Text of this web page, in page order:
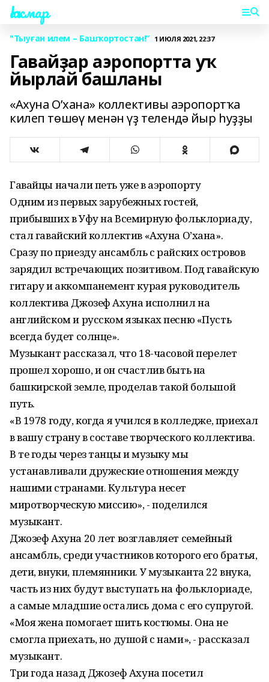
Һаҡмар
"Тыуған илем – Башҡортостан!” 1 ИЮЛЯ 2021, 22:37
Гавайҙар аэропортта уҡ
йырлай башланы
«Ахуна О’хана» коллективы аэропортҡа
килеп төшөү менән үҙ телендә йыр һуҙҙы
Гавайцы начали петь уже в аэропорту
Одним из первых зарубежных гостей,
прибывших в Уфу на Всемирную фольклориаду,
стал гавайский коллектив «Ахуна О’хана».
Сразу по приезду ансамбль с райских островов
зарядил встречающих позитивом. Под гавайскую
гитару и аккомпанемент курая руководитель
коллектива Джозеф Ахуна исполнил на
английском и русском языках песню «Пусть
всегда будет солнце».
Музыкант рассказал, что 18-часовой перелет
прошел хорошо, и он счастлив быть на
башкирской земле, проделав такой большой
путь.
«В 1978 году, когда я учился в колледже, приехал
в вашу страну в составе творческого коллектива.
В те годы через танцы и музыку мы
устанавливали дружеские отношения между
нашими странами. Культура несет
миротворческую миссию», - поделился
музыкант.
Джозеф Ахуна 20 лет возглавляет семейный
ансамбль, среди участников которого его братья,
дети, внуки, племянники. У музыканта 22 внука,
часть из них будут выступать на фольклориаде,
а самые младшие остались дома с его супругой.
«Моя жена помогает шить костюмы. Она не
смогла приехать, но душой с нами», - рассказал
музыкант.
Три года назад Джозеф Ахуна посетил